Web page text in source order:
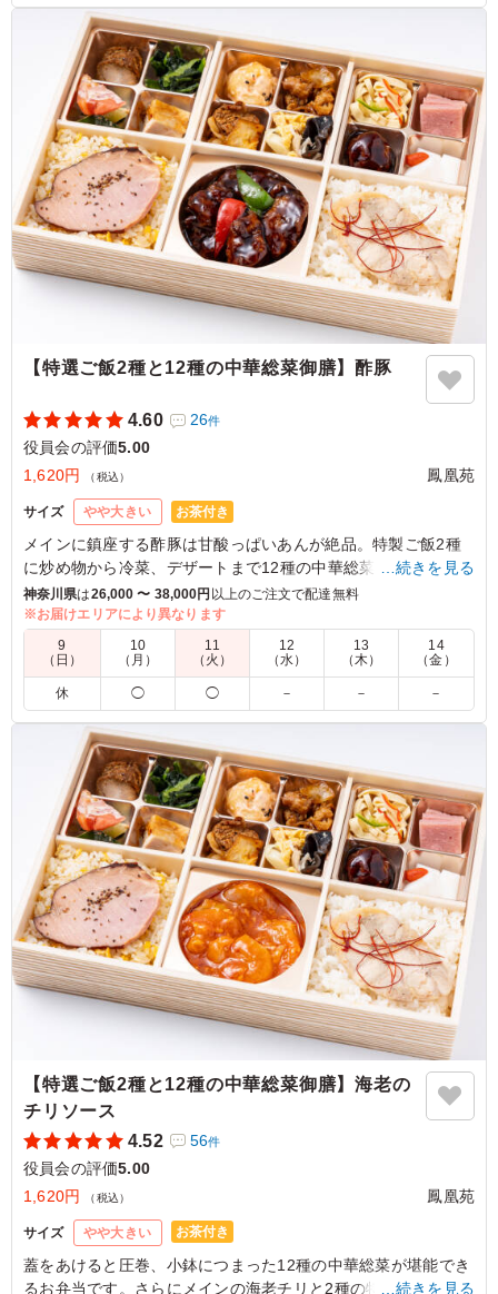
切替え期間中は在庫状況により350mlペットボトル茶(サントリ
ー伊右衛門)をお届けする場合がございます。
5.0
さすがまい泉、揚げ物は冷めていてもとても美味しかった
です。その他のおかずもそれぞれの味が活かされていて70
代でもすべて完食していました。ご飯は食べやすいように
切れ込みが入っていましたが、個人的には普通に盛ってあ
る方が良かったと思いました。
ご利用シーン：会議・セミナー›役員会
東京都中野区本町2024/12/12
【特選ご飯2種と12種の中華総菜御膳】酢豚
4.60 26件
役員会の評価5.00
1,620円
（税込） 鳳凰苑
サイズ やや大きい お茶付き
メインに鎮座する酢豚は甘酸っぱいあんが絶品。特製ご飯2種
に炒め物から冷菜、デザートまで12種の中華総菜とたっぷと中
華を堪能いただけるお弁当です。華やかな見た目はおもてなし
にもぴったり
5.0
主菜から副菜までバランスよく構成されており、さまざま
な中華の味を一度に楽しめました。特に酢豚はほどよい酸
味で食べやすく、ご飯との相性も良好でした。品数が多く
彩りも豊かなため、満足感のある昼食となりました。また
機会があれば注文させて頂きたいと思います。
ご利用シーン：会議・セミナー›役員会
東京都千代田区内幸町2026/06/24
…続きを見る
神奈川県は26,000 〜 38,000円 以上のご注文で配達無料
※お届けエリアにより異なります
9
（日）
10
（月）
11
（火）
12
（水）
13
（木）
14
（金）
休 ◯ ◯ － － －
【特選ご飯2種と12種の中華総菜御膳】海老の
チリソース
4.52
56件
役員会の評価5.00
1,620円
（税込） 鳳凰苑
サイズ やや大きい お茶付き
蓋をあけると圧巻、小鉢につまった12種の中華総菜が堪能でき
るお弁当です。さらにメインの海老チリと2種の特製ごはんで
…続きを見る